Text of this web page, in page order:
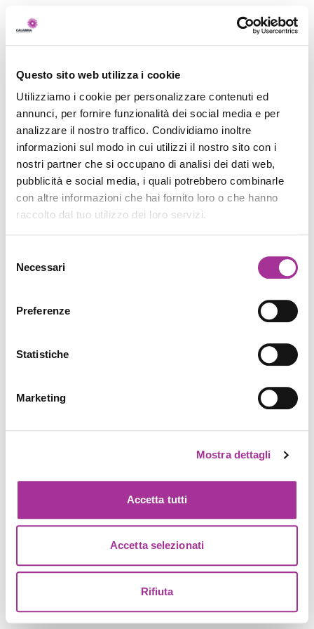
Questo sito web utilizza i cookie
Utilizziamo i cookie per personalizzare contenuti ed
annunci, per fornire funzionalità dei social media e per
analizzare il nostro traffico. Condividiamo inoltre
informazioni sul modo in cui utilizzi il nostro sito con i
nostri partner che si occupano di analisi dei dati web,
pubblicità e social media, i quali potrebbero combinarle
con altre informazioni che hai fornito loro o che hanno
raccolto dal tuo utilizzo dei loro servizi.
delNecessari
Preferenze
Statistiche
Marketing
Mostra dettagli
Accetta tutti
Accetta selezionati
Rifiuta